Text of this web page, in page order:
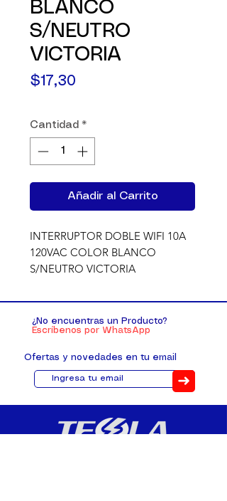
BLANCO
S/NEUTRO
VICTORIA
$17,30
Cantidad *
Añadir al Carrito
INTERRUPTOR DOBLE WIFI 10A
120VAC COLOR BLANCO
S/NEUTRO VICTORIA
¿No encuentras un Producto?
Escríbenos por WhatsApp
Ofertas y novedades en tu email
➜